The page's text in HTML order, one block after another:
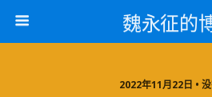
魏永征的
2022年11月22日 •